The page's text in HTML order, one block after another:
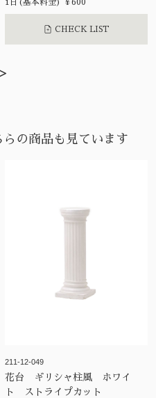
1日(基本料金) ¥600
CHECK LIST
の商品も見ています
211-12-049
花台 ギリシャ柱風 ホワイ
ト ストライプカット